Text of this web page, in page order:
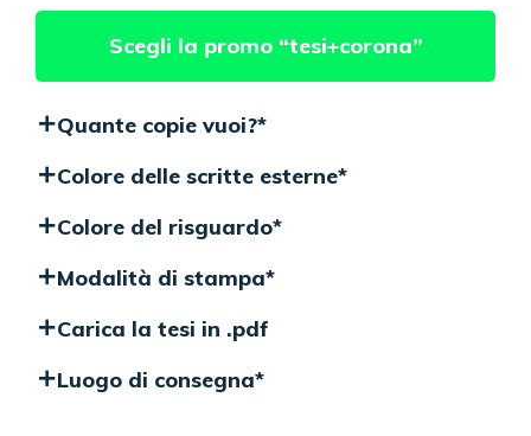
Scegli la promo “tesi+corona”
Quante copie vuoi?*
Colore delle scritte esterne*
Colore del risguardo*
Modalità di stampa*
Carica la tesi in .pdf
Luogo di consegna*